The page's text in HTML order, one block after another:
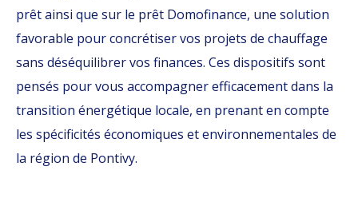
prêt ainsi que sur le prêt Domofinance, une solution
favorable pour concrétiser vos projets de chauffage
sans déséquilibrer vos finances. Ces dispositifs sont
pensés pour vous accompagner efficacement dans la
transition énergétique locale, en prenant en compte
les spécificités économiques et environnementales de
la région de Pontivy.